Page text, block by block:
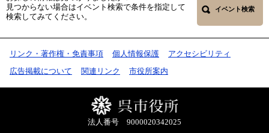
見つからない場合はイベント検索で条件を指定して
検索してみてください。
イベント検索
リンク・著作権・免責事項 個人情報保護 アクセシビリティ
広告掲載について 関連リンク 市役所案内
法人番号 9000020342025